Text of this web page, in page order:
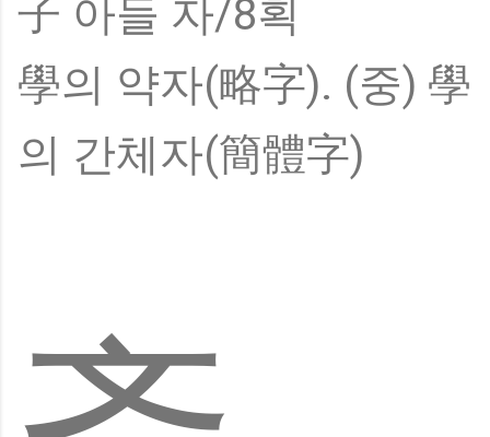
子 아들 자/8획
學의 약자(略字). (중) 學
의 간체자(簡體字)